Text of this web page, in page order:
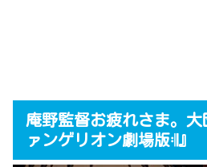
庵野監督お疲れさま。
ァンゲリオン劇場版𝄇』